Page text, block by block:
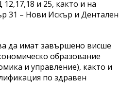
и 25, както и на
31 – Нови Искър и Дентален
да имат завършено висше
образование
и управление), както и
по здравен